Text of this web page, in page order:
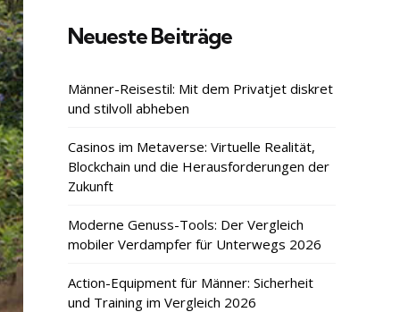
Neueste Beiträge
Männer-Reisestil: Mit dem Privatjet diskret
und stilvoll abheben
Casinos im Metaverse: Virtuelle Realität,
Blockchain und die Herausforderungen der
Zukunft
Moderne Genuss-Tools: Der Vergleich
mobiler Verdampfer für Unterwegs 2026
Action-Equipment für Männer: Sicherheit
und Training im Vergleich 2026